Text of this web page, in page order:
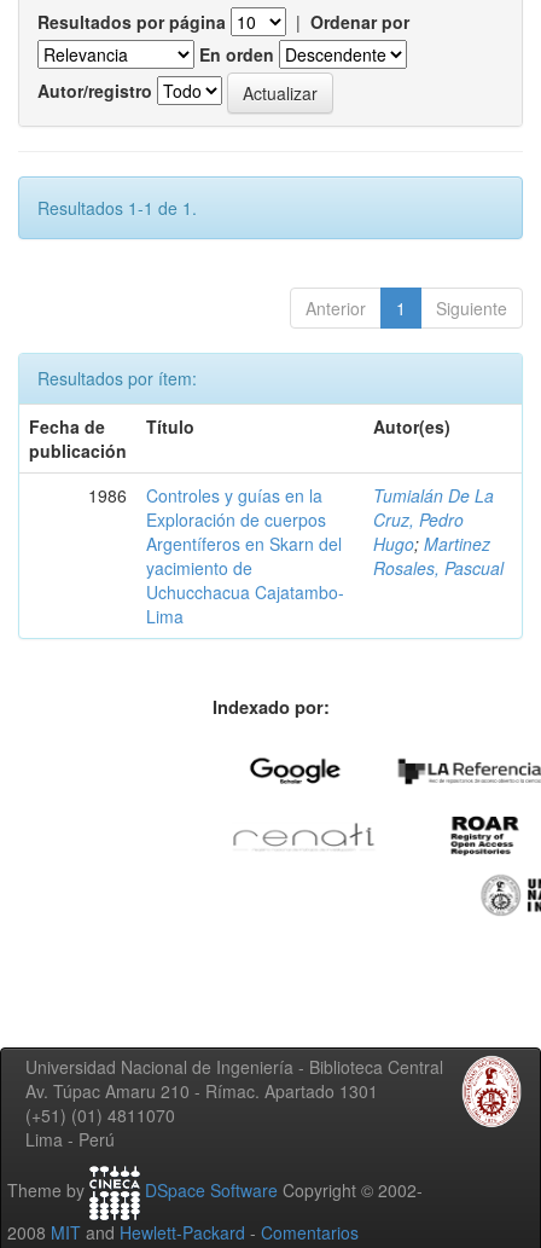
Resultados por página | Ordenar por
En orden
Autor/registro
Resultados 1-1 de 1.
Anterior 1 Siguiente
Resultados por ítem:
Fecha de
publicación
Título Autor(es)
1986
Controles y guías en la
Exploración de cuerpos
Argentíferos en Skarn del
yacimiento de
Uchucchacua Cajatambo-
Lima
Tumialán De La
Cruz, Pedro
Hugo; Martinez
Rosales, Pascual
Indexado por:
Universidad Nacional de Ingeniería - Biblioteca Central
Av. Túpac Amaru 210 - Rímac. Apartado 1301
(+51) (01) 4811070
Lima - Perú
Theme by DSpace Software Copyright © 2002-
2008 MIT and Hewlett-Packard - Comentarios